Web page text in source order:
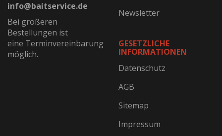
info@baitservice.de
Bei größeren
Bestellungen ist
eine Terminvereinbarung
möglich.
Newsletter
GESETZLICHE
INFORMATIONEN
Datenschutz
AGB
Sitemap
Impressum